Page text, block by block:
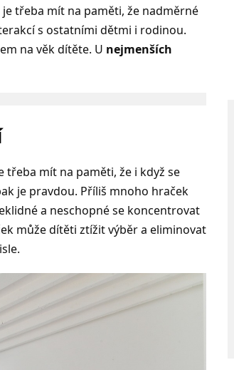
třeba mít na paměti, že nadměrné
s ostatními dětmi i rodinou.
na věk dítěte. U nejmenších
třeba mít na paměti, že i když se
je pravdou. Příliš mnoho hraček
a neschopné se koncentrovat
může dítěti ztížit výběr a eliminovat